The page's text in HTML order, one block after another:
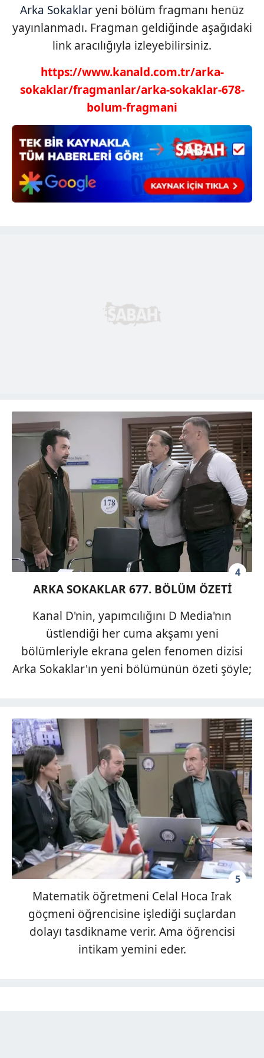
Arka Sokaklaryeni bölüm fragmanı henüz
yayınlanmadı. Fragman geldiğinde aşağıdaki
link aracılığıyla izleyebilirsiniz.
https://www.kanald.com.tr/arka-
sokaklar/fragmanlar/arka-sokaklar-678-
bolum-fragmani
4
ARKA SOKAKLAR 677. BÖLÜM ÖZETİ
Kanal D'nin, yapımcılığını D Media'nın
üstlendiği her cuma akşamı yeni
bölümleriyle ekrana gelen fenomen dizisi
Arka Sokaklar'ın yeni bölümünün özeti şöyle;
5
Matematik öğretmeni Celal Hoca Irak
göçmeni öğrencisine işlediği suçlardan
dolayı tasdikname verir. Ama öğrencisi
intikam yemini eder.